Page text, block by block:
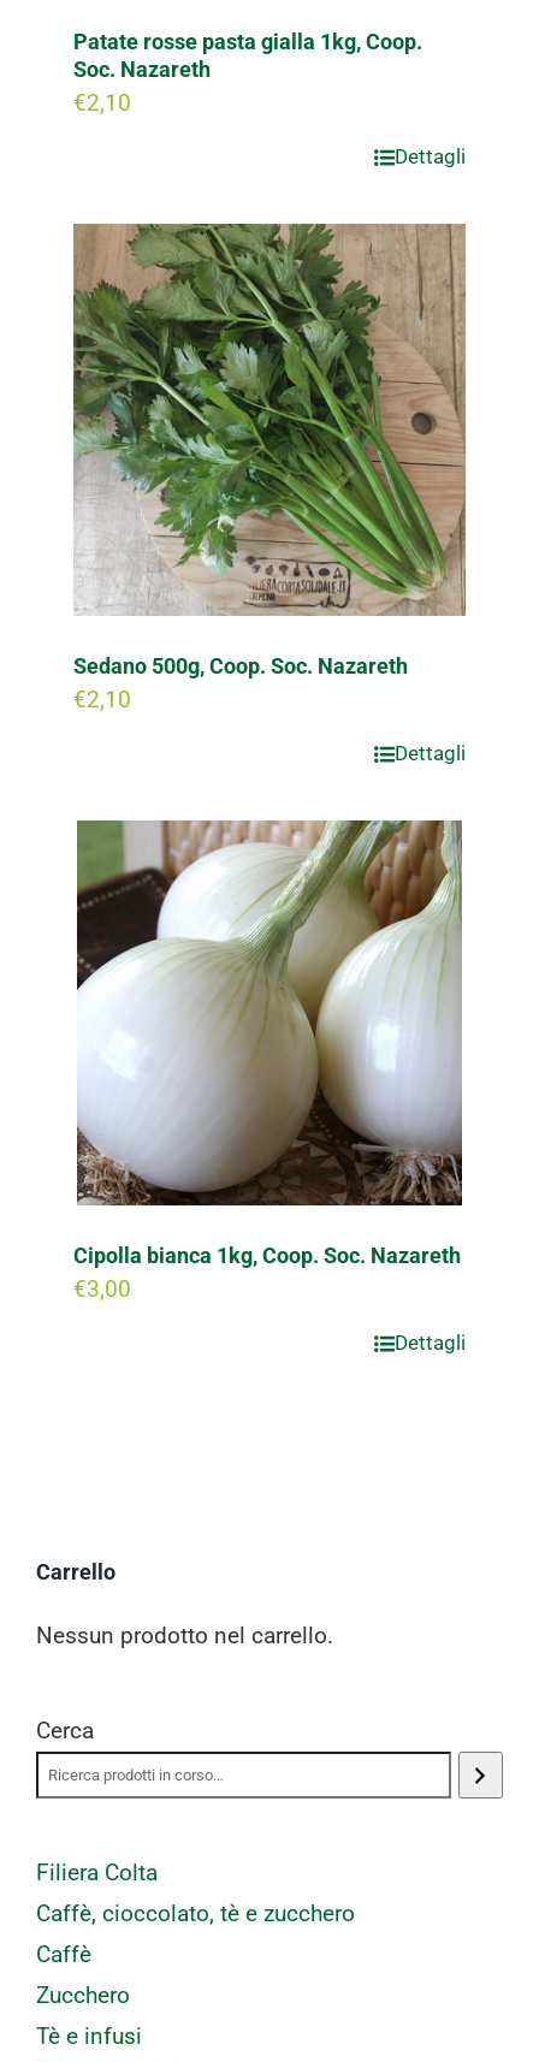
Patate rosse pasta gialla 1kg, Coop.
Soc. Nazareth
€2,10
Dettagli
Sedano 500g, Coop. Soc. Nazareth
€2,10
Dettagli
Cipolla bianca 1kg, Coop. Soc. Nazareth
€3,00
Dettagli
Carrello
Nessun prodotto nel carrello.
Cerca
Filiera Colta
Caffè, cioccolato, tè e zucchero
Caffè
Zucchero
Tè e infusi